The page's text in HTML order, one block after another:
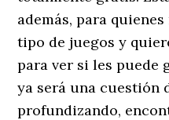
además, para
tipo de juegos y
para ver si les puede
ya será una cuestión
profundizando,